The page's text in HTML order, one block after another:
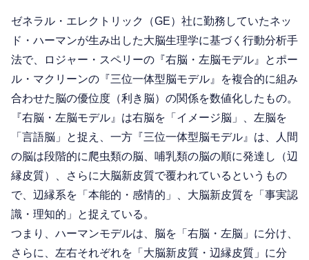
ゼネラル・エレクトリック（GE）社に勤務していたネッ
ド・ハーマンが生み出した大脳生理学に基づく行動分析手
法で、ロジャー・スペリーの『右脳・左脳モデル』とポー
ル・マクリーンの『三位一体型脳モデル』を複合的に組み
合わせた脳の優位度（利き脳）の関係を数値化したもの。
『右脳・左脳モデル』は右脳を「イメージ脳」、左脳を
「言語脳」と捉え、一方『三位一体型脳モデル』は、人間
の脳は段階的に爬虫類の脳、哺乳類の脳の順に発達し（辺
縁皮質）、さらに大脳新皮質で覆われているというもの
で、辺縁系を「本能的・感情的」、大脳新皮質を「事実認
識・理知的」と捉えている。
つまり、ハーマンモデルは、脳を「右脳・左脳」に分け、
さらに、左右それぞれを「大脳新皮質・辺縁皮質」に分